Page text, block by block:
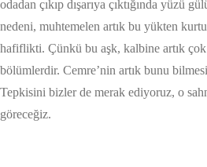
odadan çıkıp dışarıya çıktığında yüzü
nedeni, muhtemelen artık bu yükten
hafiflikti. Çünkü bu aşk, kalbine artık çok
bölümlerdir. Cemre’nin artık bunu
Tepkisini bizler de merak ediyoruz, o
göreceğiz.